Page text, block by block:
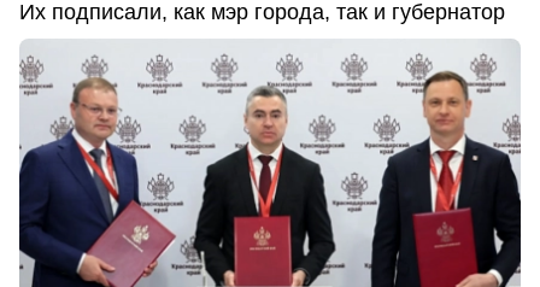
Их подписали, как мэр города, так и губернатор